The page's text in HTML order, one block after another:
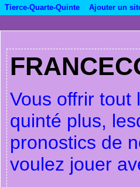
Tierce-Quarte-Quinte Ajouter un
Vous offrir tout
quinté plus,
pronostics de
voulez jouer